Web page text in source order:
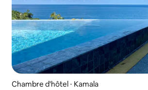
Chambre d'hôtel ⋅ Kamala